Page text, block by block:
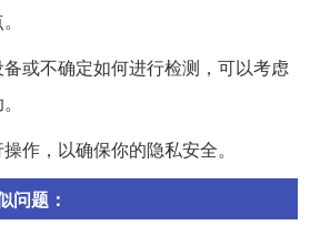
或不确定如何进行检测，可以考虑
作，以确保你的隐私安全。
问题：